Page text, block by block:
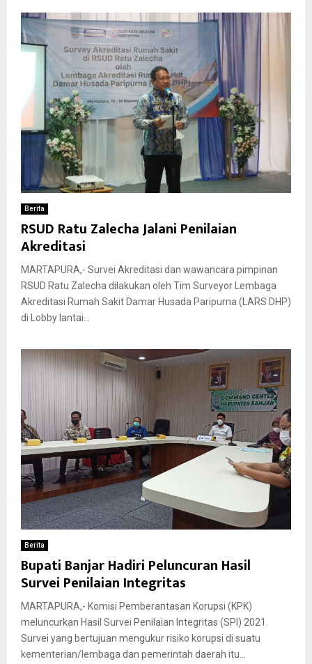
Berita
RSUD Ratu Zalecha Jalani Penilaian
Akreditasi
MARTAPURA,- Survei Akreditasi dan wawancara pimpinan
RSUD Ratu Zalecha dilakukan oleh Tim Surveyor Lembaga
Akreditasi Rumah Sakit Damar Husada Paripurna (LARS DHP)
di Lobby lantai...
Berita
Bupati Banjar Hadiri Peluncuran Hasil
Survei Penilaian Integritas
MARTAPURA,- Komisi Pemberantasan Korupsi (KPK)
meluncurkan Hasil Survei Penilaian Integritas (SPI) 2021.
Survei yang bertujuan mengukur risiko korupsi di suatu
kementerian/lembaga dan pemerintah daerah itu...